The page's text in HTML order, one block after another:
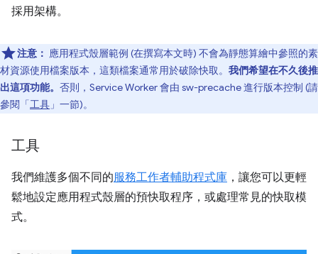
採用架構。
注意： 應用程式殼層範例 (在撰寫本文時) 不會為靜態算繪中參照的素
材資源使用檔案版本，這類檔案通常用於破除快取。 我們希望在不久後推
出這項功能。 否則，Service Worker 會由 sw-precache 進行版本控制 (請
參閱「 工具 」一節)。
工具
我們維護多個不同的服務工作者輔助程式庫 ，讓您可以更輕
鬆地設定應用程式殼層的預快取程序，或處理常見的快取模
式。